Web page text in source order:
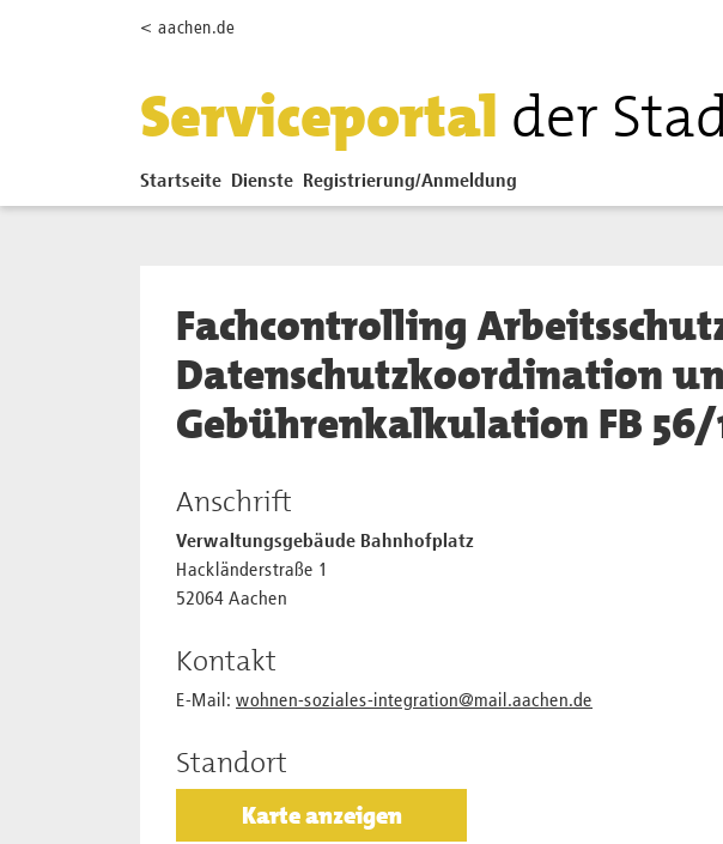
Zum Hauptinhalt springen
< aachen.de
Serviceportal der
Startseite Dienste Registrierung/Anmeldung
Fachcontrolling
Datenschutzkoordination
Gebührenkalkulation FB 56/
Anschrift
Verwaltungsgebäude Bahnhofplatz
Hackländerstraße 1
52064 Aachen
Kontakt
E-Mail: wohnen-soziales-integration@mail.aachen.de
Standort
Karte anzeigen